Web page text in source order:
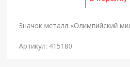
Значок металл «Олимпийский
Артикул: 415180